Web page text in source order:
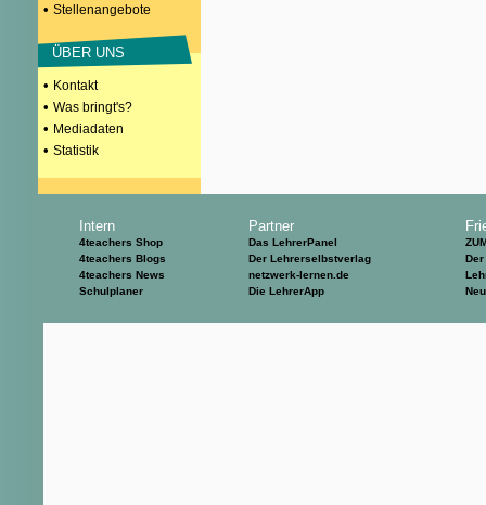
• Stellenangebote
ÜBER UNS
• Kontakt
• Was bringt's?
• Mediadaten
• Statistik
Intern
4teachers Shop
4teachers Blogs
4teachers News
Schulplaner
Partner
Das LehrerPanel
Der Lehrerselbstverlag
netzwerk-lernen.de
Die LehrerApp